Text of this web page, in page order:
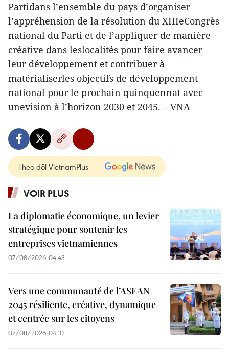
Partidans l’ensemble du pays d’organiser
l’appréhension de la résolution du XIIIeCongrès
national du Parti et de l’appliquer de manière
créative dans leslocalités pour faire avancer
leur développement et contribuer à
matérialiserles objectifs de développement
national pour le prochain quinquennat avec
unevision à l’horizon 2030 et 2045. – VNA
Theo dõi VietnamPlus
VOIR PLUS
La diplomatie économique, un levier
stratégique pour soutenir les
entreprises vietnamiennes
07/08/2026 04:43
Vers une communauté de l’ASEAN
2045 résiliente, créative, dynamique
et centrée sur les citoyens
07/08/2026 04:10